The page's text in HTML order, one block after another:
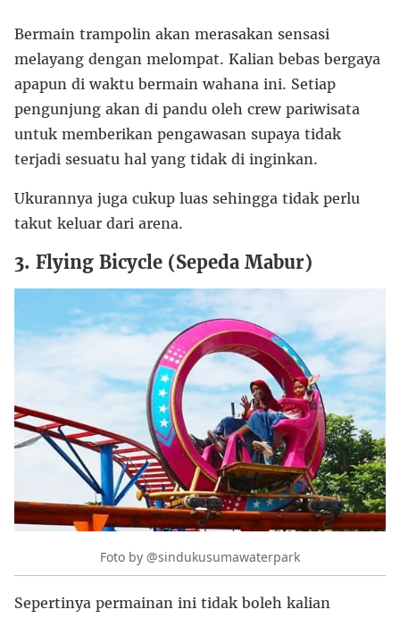
Bermain trampolin akan merasakan sensasi
melayang dengan melompat. Kalian bebas bergaya
apapun di waktu bermain wahana ini. Setiap
pengunjung akan di pandu oleh crew pariwisata
untuk memberikan pengawasan supaya tidak
terjadi sesuatu hal yang tidak di inginkan.
Ukurannya juga cukup luas sehingga tidak perlu
takut keluar dari arena.
3. Flying Bicycle (Sepeda Mabur)
Foto by @sindukusumawaterpark
Sepertinya permainan ini tidak boleh kalian